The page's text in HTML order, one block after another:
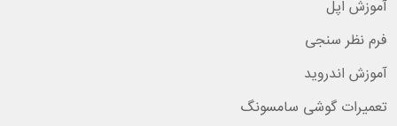
آموزش اپل
فرم نظر سنجی
آموزش اندروید
تعمیرات گوشی سامسونگ